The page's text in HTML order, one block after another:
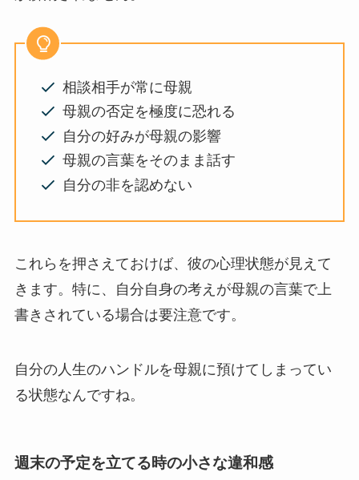
相談相手が常に母親
母親の否定を極度に恐れる
自分の好みが母親の影響
母親の言葉をそのまま話す
自分の非を認めない
これらを押さえておけば、彼の心理状態が見えて
きます。特に、自分自身の考えが母親の言葉で上
書きされている場合は要注意です。
自分の人生のハンドルを母親に預けてしまってい
る状態なんですね。
週末の予定を立てる時の小さな違和感